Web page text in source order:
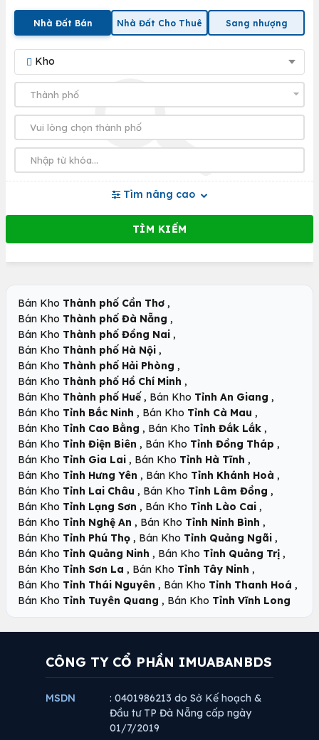
Nhà Đất Bán Nhà Đất Cho Thuê Sang nhượng
Kho
Tìm nâng cao
Bán Kho Thành phố Cần Thơ ,
Bán Kho Thành phố Đà Nẵng ,
Bán Kho Thành phố Đồng Nai ,
Bán Kho Thành phố Hà Nội ,
Bán Kho Thành phố Hải Phòng ,
Bán Kho Thành phố Hồ Chí Minh ,
Bán Kho Thành phố Huế , Bán Kho Tỉnh An Giang ,
Bán Kho Tỉnh Bắc Ninh , Bán Kho Tỉnh Cà Mau ,
Bán Kho Tỉnh Cao Bằng , Bán Kho Tỉnh Đắk Lắk ,
Bán Kho Tỉnh Điện Biên , Bán Kho Tỉnh Đồng Tháp ,
Bán Kho Tỉnh Gia Lai , Bán Kho Tỉnh Hà Tĩnh ,
Bán Kho Tỉnh Hưng Yên , Bán Kho Tỉnh Khánh Hoà ,
Bán Kho Tỉnh Lai Châu , Bán Kho Tỉnh Lâm Đồng ,
Bán Kho Tỉnh Lạng Sơn , Bán Kho Tỉnh Lào Cai ,
Bán Kho Tỉnh Nghệ An , Bán Kho Tỉnh Ninh Bình ,
Bán Kho Tỉnh Phú Thọ , Bán Kho Tỉnh Quảng Ngãi ,
Bán Kho Tỉnh Quảng Ninh , Bán Kho Tỉnh Quảng Trị ,
Bán Kho Tỉnh Sơn La , Bán Kho Tỉnh Tây Ninh ,
Bán Kho Tỉnh Thái Nguyên , Bán Kho Tỉnh Thanh Hoá ,
Bán Kho Tỉnh Tuyên Quang , Bán Kho Tỉnh Vĩnh Long
CÔNG TY CỔ PHẦN IMUABANBDS
MSDN
: 0401986213 do Sở Kế hoạch &
Đầu tư TP Đà Nẵng cấp ngày
01/7/2019